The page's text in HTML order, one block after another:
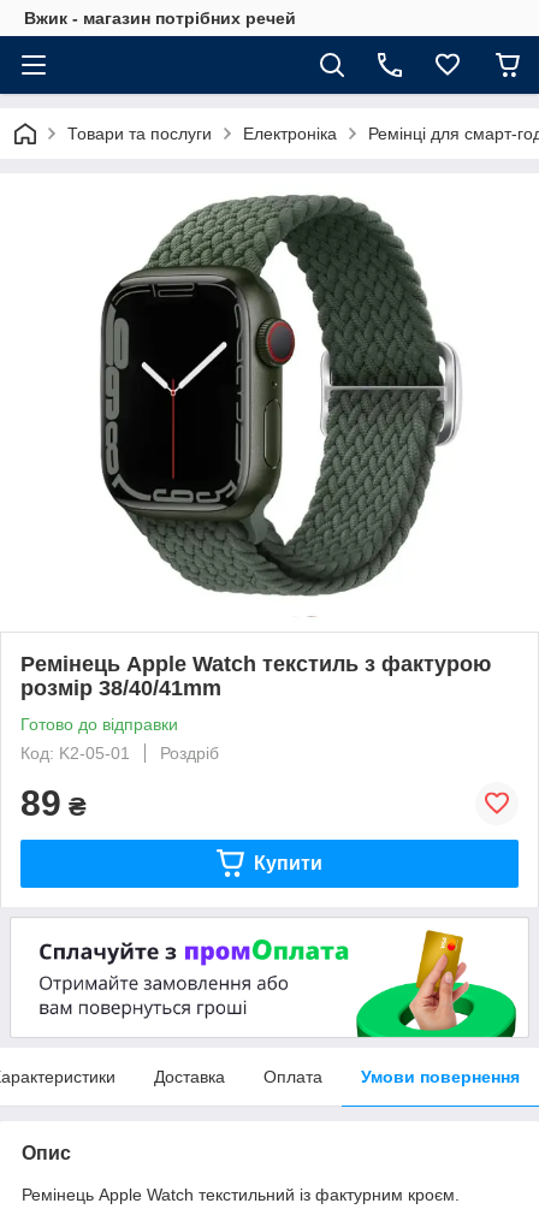
Вжик - магазин потрiбних речей
Товари та послуги Електроніка Ремінці для смарт-
Ремінець Apple Watch текстиль з фактурою
розмір 38/40/41mm
Готово до відправки
Код: K2-05-01
Роздріб
89 ₴
Купити
Доставка Оплата Умови повернення
Опис
Ремінець Apple Watch текстильний із фактурним кроєм.